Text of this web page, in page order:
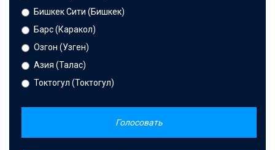
Бишкек Сити (Бишкек)
Барс (Каракол)
Озгон (Узген)
Азия (Талас)
Токтогул (Токтогул)
Голосовать